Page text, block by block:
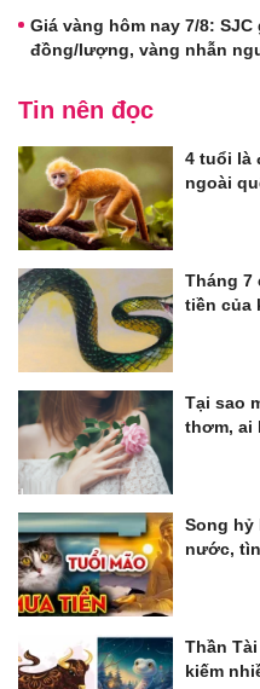
Giá vàng hôm nay 7/8:
đồng/lượng, vàng nhẫn
Tin nên đọc
4 tuổi là
ngoài
Tháng 7
tiền của
Tại sao
thơm, ai
Song hỷ
nước,
Thần
kiếm